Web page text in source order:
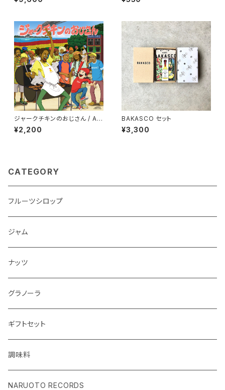
ジャークチキンのおじさん / AN
-KUN (7inchレコード)
¥2,200
BAKASCO セット
¥3,300
CATEGORY
フルーツシロップ
ジャム
ナッツ
グラノーラ
ギフトセット
調味料
NARUOTO RECORDS